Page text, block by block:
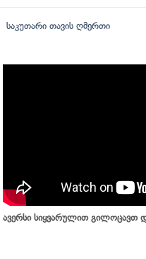
საკუთარი თავის ღმერთი
ავერსი სიყვარულით გილოცავთ